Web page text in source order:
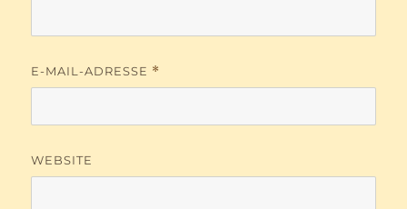
E-MAIL-ADRESSE *
WEBSITE